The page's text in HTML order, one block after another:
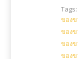
Tags:
ของ
ของ
ของ
ของ